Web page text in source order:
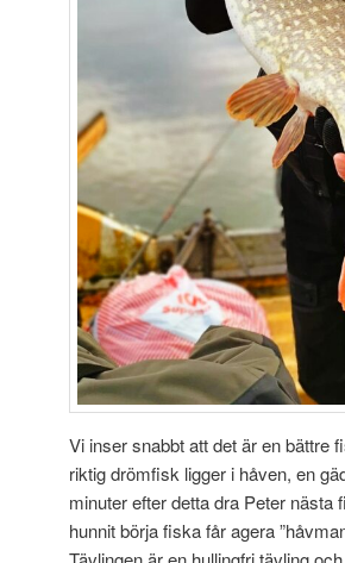
Vi inser snabbt att det är en bättre
riktig drömfisk ligger i håven, en
minuter efter detta dra Peter
hunnit börja fiska får agera